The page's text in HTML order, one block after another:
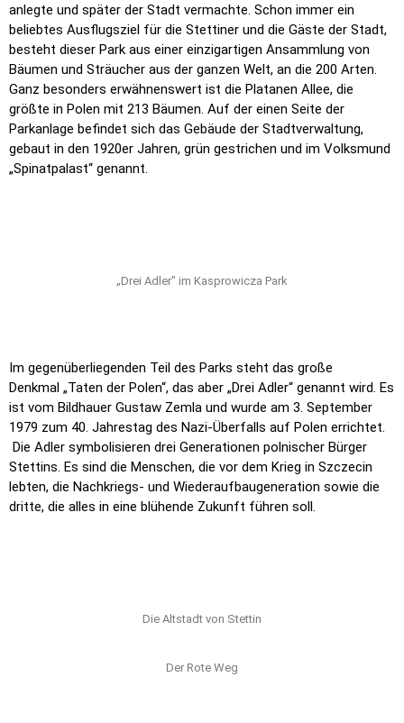
anlegte und später der Stadt vermachte. Schon immer ein
beliebtes Ausflugsziel für die Stettiner und die Gäste der Stadt,
besteht dieser Park aus einer einzigartigen Ansammlung von
Bäumen und Sträucher aus der ganzen Welt, an die 200 Arten.
Ganz besonders erwähnenswert ist die Platanen Allee, die
größte in Polen mit 213 Bäumen. Auf der einen Seite der
Parkanlage befindet sich das Gebäude der Stadtverwaltung,
gebaut in den 1920er Jahren, grün gestrichen und im Volksmund
„Spinatpalast“ genannt.
„Drei Adler" im Kasprowicza Park
Im gegenüberliegenden Teil des Parks steht das große
Denkmal „Taten der Polen“, das aber „Drei Adler“ genannt wird. Es
ist vom Bildhauer Gustaw Zemla und wurde am 3. September
1979 zum 40. Jahrestag des Nazi-Überfalls auf Polen errichtet.
Die Adler symbolisieren drei Generationen polnischer Bürger
Stettins. Es sind die Menschen, die vor dem Krieg in Szczecin
lebten, die Nachkriegs- und Wiederaufbaugeneration sowie die
dritte, die alles in eine blühende Zukunft führen soll.
Die Altstadt von Stettin
Der Rote Weg